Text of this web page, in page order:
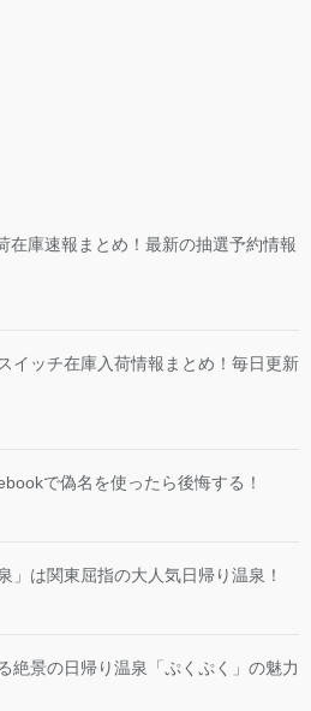
在庫速報まとめ！最新の抽選予約情報
イッチ在庫入荷情報まとめ！毎日更新
で偽名を使ったら後悔する！
」は関東屈指の大人気日帰り温泉！
絶景の日帰り温泉「ぷくぷく」の魅力